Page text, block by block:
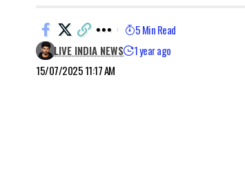
15/07/2025 11:17 AM
LIVE INDIA NEWS 1 year ago
5 Min Read